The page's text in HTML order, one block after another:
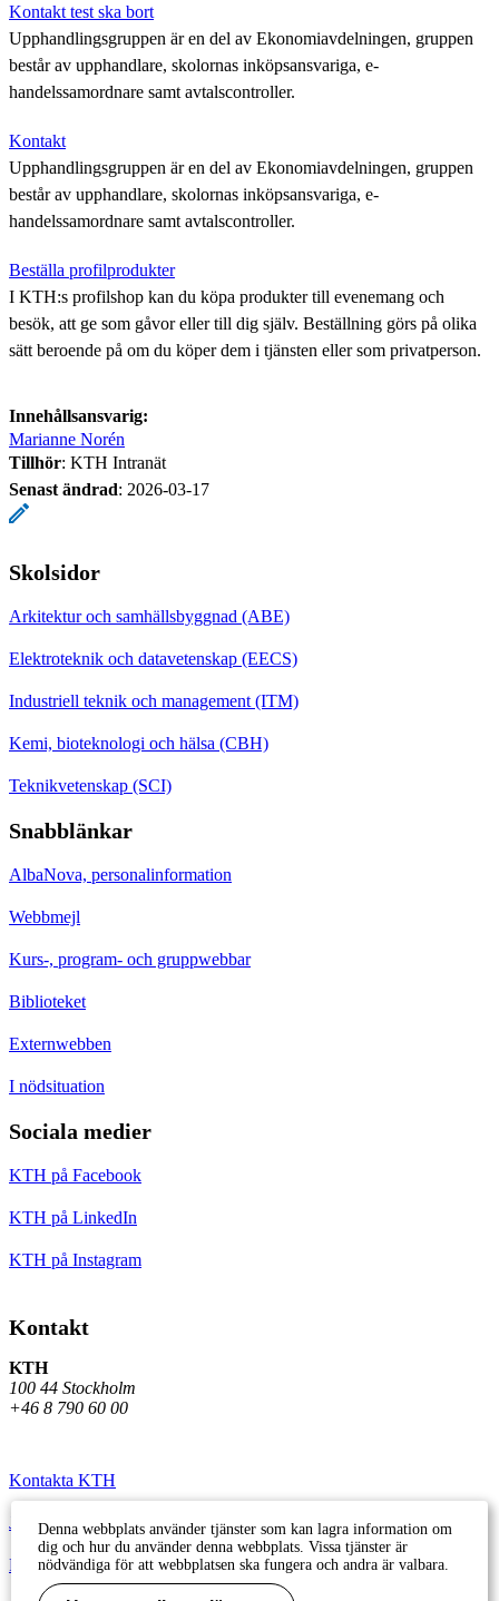
Kontakt test ska bort
Upphandlingsgruppen är en del av Ekonomiavdelningen, gruppen
består av upphandlare, skolornas inköpsansvariga, e-
handelssamordnare samt avtalscontroller.
Kontakt
Upphandlingsgruppen är en del av Ekonomiavdelningen, gruppen
består av upphandlare, skolornas inköpsansvariga, e-
handelssamordnare samt avtalscontroller.
Beställa profilprodukter
I KTH:s profilshop kan du köpa produkter till evenemang och
besök, att ge som gåvor eller till dig själv. Beställning görs på olika
sätt beroende på om du köper dem i tjänsten eller som privatperson.
Innehållsansvarig:
Marianne Norén
Tillhör: KTH Intranät
Senast ändrad: 2026-03-17
Skolsidor
Arkitektur och samhällsbyggnad (ABE)
Elektroteknik och datavetenskap (EECS)
Industriell teknik och management (ITM)
Kemi, bioteknologi och hälsa (CBH)
Teknikvetenskap (SCI)
Snabblänkar
AlbaNova, personalinformation
Webbmejl
Kurs-, program- och gruppwebbar
Biblioteket
Externwebben
I nödsituation
Sociala medier
KTH på Facebook
KTH på LinkedIn
KTH på Instagram
Kontakt
KTH
100 44 Stockholm
+46 8 790 60 00
Kontakta KTH
Jobba på KTH
Press och media
Denna webbplats använder tjänster som kan lagra information om
dig och hur du använder denna webbplats. Vissa tjänster är
nödvändiga för att webbplatsen ska fungera och andra är valbara.